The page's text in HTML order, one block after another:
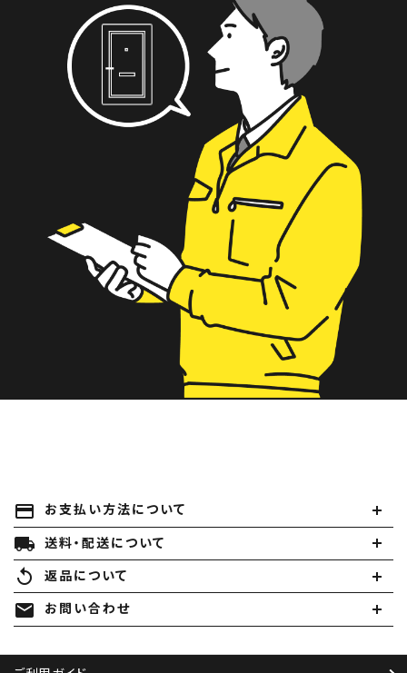
payment お支払い方法について
local_shipping 送料・配送について
replay 返品について
mail お問い合わせ